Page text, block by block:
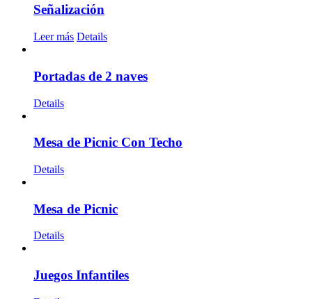
Señalización
Leer más Details
Portadas de 2 naves
Details
Mesa de Picnic Con Techo
Details
Mesa de Picnic
Details
Juegos Infantiles